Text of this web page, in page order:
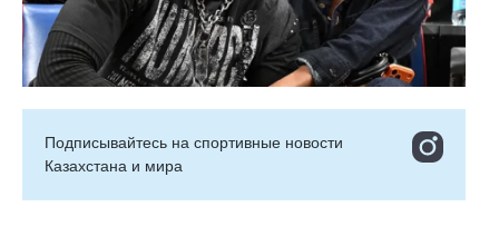
Подписывайтесь на cпортивные новости
Казахстана и мира